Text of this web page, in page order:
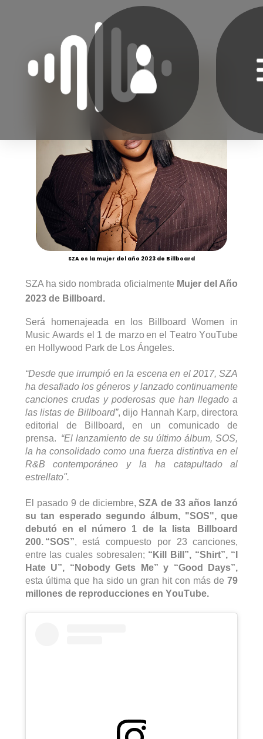
SZA es la mujer del año 2023 de Billboard
SZA ha sido nombrada oficialmente Mujer del Año
2023 de Billboard .
Será homenajeada en los Billboard Women
Music Awards el 1 de marzo en el Teatro YouTube
en Hollywood Park de Los Ángeles.
“Desde que irrumpió en la escena en el 2017, SZA
ha desafiado los géneros y lanzado continuamente
canciones crudas y poderosas que han llegado a
las listas de Billboard”, dijo Hannah Karp, directora
editorial de
Billboard, en un comunicado de
prensa. “El lanzamiento de su último álbum, SOS,
la ha consolidado como una fuerza distintiva en el
R&B contemporáneo y la ha catapultado al
estrellato".
El pasado 9 de diciembre, SZA de 33 años lanzó
su tan esperado segundo álbum, "SOS", que
debutó en el número 1 de la lista
Billboard
200. “SOS”, está compuesto por 23 canciones,
entre las cuales sobresalen; “ Kill Bill”, “Shirt
Hate U”, “ Nobody Gets Me” y “Good Days”,
esta última que ha sido un gran hit con más de 79
millones de reproducciones en YouTube.